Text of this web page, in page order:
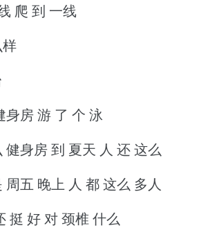
爬 到 一线
身房 游 了 个 泳
健身房 到 夏天 人 还 这么
周五 晚上 人 都 这么 多人
挺 好 对 颈椎 什么